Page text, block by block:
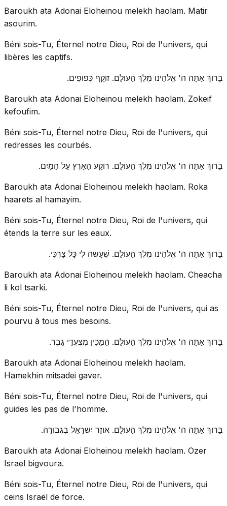
Baroukh ata Adonai Eloheinou melekh haolam. Matir
asourim.
Béni sois-Tu, Éternel notre Dieu, Roi de l'univers, qui
libères les captifs.
בָּרוּךְ אַתָּה ה' אֱלהֵינוּ מֶלֶךְ הָעולָם. זוקֵף כְּפוּפִים.
Baroukh ata Adonai Eloheinou melekh haolam. Zokeif
kefoufim.
Béni sois-Tu, Éternel notre Dieu, Roi de l'univers, qui
redresses les courbés.
בָּרוּךְ אַתָּה ה' אֱלהֵינוּ מֶלֶךְ הָעולָם. רוקַע הָאָרֶץ עַל הַמָּיִם.
Baroukh ata Adonai Eloheinou melekh haolam. Roka
haarets al hamayim.
Béni sois-Tu, Éternel notre Dieu, Roi de l'univers, qui
étends la terre sur les eaux.
בָּרוּךְ אַתָּה ה' אֱלהֵינוּ מֶלֶךְ הָעולָם. שֶׁעָשה לִּי כָּל צָרְכִּי.
Baroukh ata Adonai Eloheinou melekh haolam. Cheacha
li kol tsarki.
Béni sois-Tu, Éternel notre Dieu, Roi de l'univers, qui as
pourvu à tous mes besoins.
בָּרוּךְ אַתָּה ה' אֱלהֵינוּ מֶלֶךְ הָעולָם. הַמֵּכִין מִצְעֲדֵי גָבֶר.
Baroukh ata Adonai Eloheinou melekh haolam.
Hamekhin mitsadei gaver.
Béni sois-Tu, Éternel notre Dieu, Roi de l'univers, qui
guides les pas de l'homme.
בָּרוּךְ אַתָּה ה' אֱלהֵינוּ מֶלֶךְ הָעולָם. אוזֵר יִשרָאֵל בִּגְבוּרָה.
Baroukh ata Adonai Eloheinou melekh haolam. Ozer
Israel bigvoura.
Béni sois-Tu, Éternel notre Dieu, Roi de l'univers, qui
ceins Israël de force.